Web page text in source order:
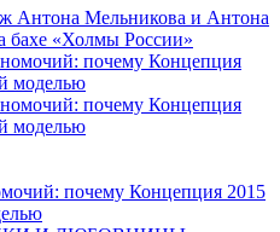
Антона Мельникова и Антона
бахе «Холмы России»
почему Концепция 2015